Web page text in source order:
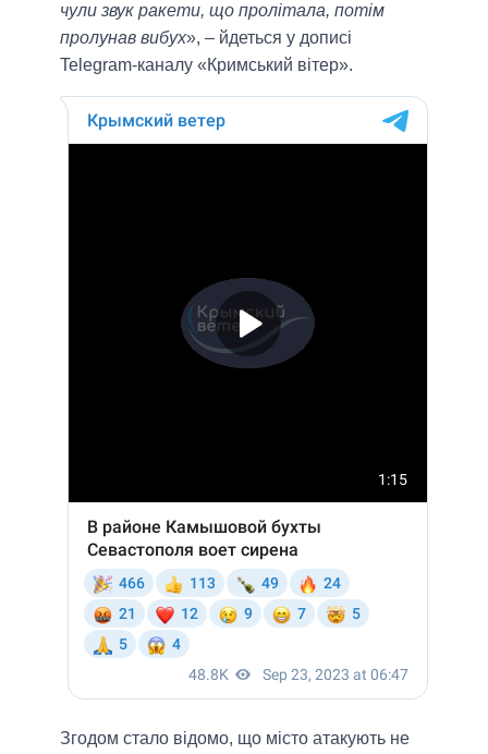
чули звук ракети, що пролітала, потім
пролунав вибух», – йдеться у дописі
Telegram-каналу «Кримський вітер».
Згодом стало відомо, що місто атакують не